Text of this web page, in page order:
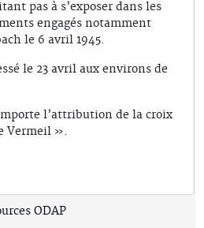
pas à s’exposer dans les
engagés notamment
le 6 avril 1945.
le 23 avril aux environs de
l’attribution de la croix
Vermeil ».
ODAP